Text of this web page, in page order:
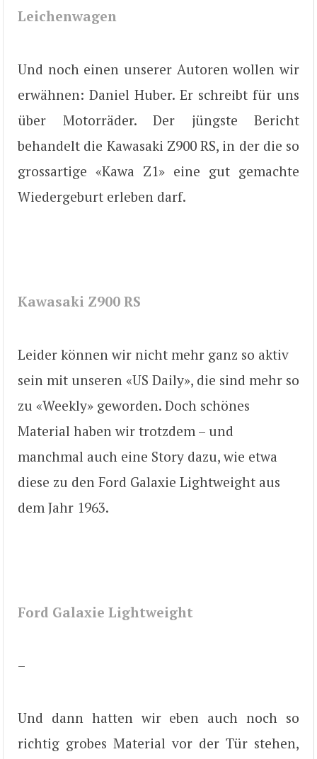
Leichenwagen
Und noch einen unserer Autoren wollen wir
erwähnen: Daniel Huber. Er schreibt für uns
über Motorräder. Der jüngste Bericht
behandelt die Kawasaki Z900 RS, in der die so
grossartige «Kawa Z1» eine gut gemachte
Wiedergeburt erleben darf.
Kawasaki Z900 RS
Leider können wir nicht mehr ganz so aktiv
sein mit unseren «US Daily», die sind mehr so
zu «Weekly» geworden. Doch schönes
Material haben wir trotzdem – und
manchmal auch eine Story dazu, wie etwa
diese zu den Ford Galaxie Lightweight aus
dem Jahr 1963.
Ford Galaxie Lightweight
–
Und dann hatten wir eben auch noch so
richtig grobes Material vor der Tür stehen,